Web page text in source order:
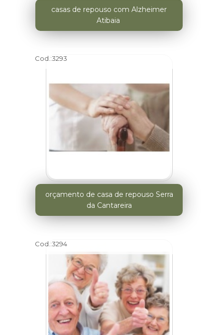
casas de repouso com Alzheimer
Atibaia
Cod.:3293
orçamento de casa de repouso Serra
da Cantareira
Cod.:3294